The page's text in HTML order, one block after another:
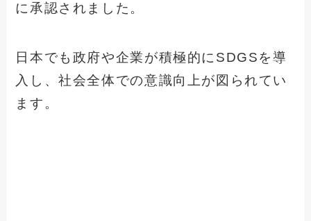
に承認されました。
日本でも政府や企業が積極的にSDGSを導
入し、社会全体での意識向上が図られてい
ます。